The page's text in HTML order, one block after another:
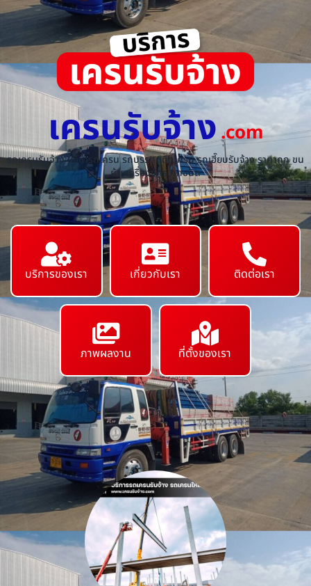
เครนรับจ้าง.com
รถเครนรับจ้าง ให้เช่ารถเครน รถบรรทุกติดเครน รถเฮี๊ยบรับจ้าง ราคาถูก ขน
ย้ายเครื่องจักร ทุกชนิด
บริการของเรา เกี่ยวกับเรา ติดต่อเรา
ภาพผลงาน ที่ตั้งของเรา